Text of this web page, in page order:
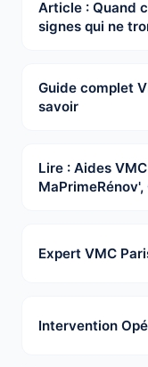
Article : Quand
signes qui ne
Guide complet
savoir
Lire : Aides
Expert VMC
Intervention